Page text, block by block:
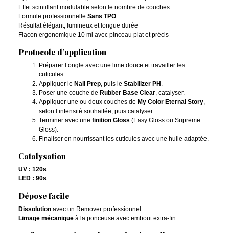
Effet scintillant modulable selon le nombre de couches
Formule professionnelle Sans TPO
Résultat élégant, lumineux et longue durée
Flacon ergonomique 10 ml avec pinceau plat et précis
Protocole d’application
Préparer l’ongle avec une lime douce et travailler les
cuticules.
Appliquer le Nail Prep, puis le Stabilizer PH .
Poser une couche de Rubber Base Clear, catalyser.
Appliquer une ou deux couches de My Color Eternal Story,
selon l’intensité souhaitée, puis catalyser.
Terminer avec une finition Gloss (Easy Gloss ou Supreme
Gloss).
Finaliser en nourrissant les cuticules avec une huile adaptée.
Catalysation
UV : 120s
LED : 90s
Dépose facile
Dissolution avec un Remover professionnel
Limage mécanique à la ponceuse avec embout extra-fin